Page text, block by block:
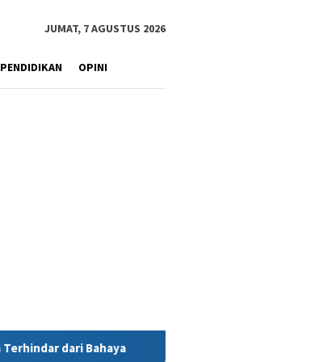
JUMAT, 7 AGUSTUS 2026
PENDIDIKAN OPINI
MIND ID Tegaskan Dukungan Penuh Bagi PT Vale di